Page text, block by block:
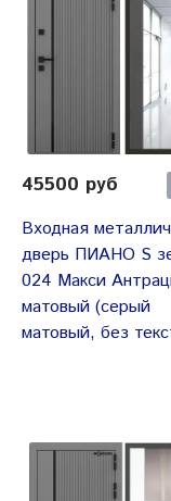
45500 руб
Входная
дверь ПИАНО S
024 Макси
матовый (серый
матовый, без